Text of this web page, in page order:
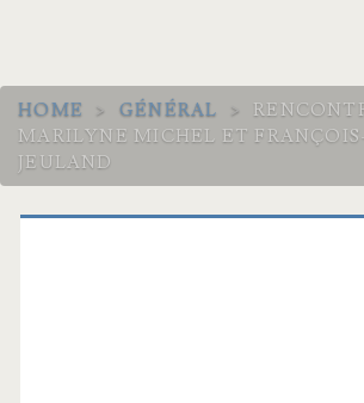
HOME > GÉNÉRAL >
MARILYNE MICHEL ET
JEULAND